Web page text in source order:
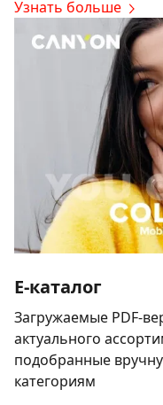
Узнать больше
E-каталог
Загружаемые PDF-
актуального
подобранные
категориям